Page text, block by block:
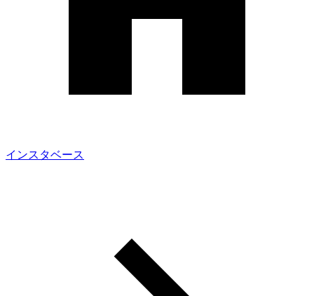
インスタベース